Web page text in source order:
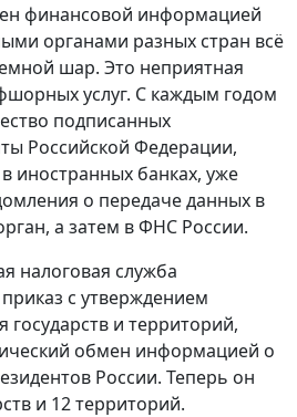
финансовой информацией
органами разных стран всё
шар. Это неприятная
услуг. С каждым годом
подписанных
Российской Федерации,
иностранных банках, уже
о передаче данных в
а затем в ФНС России.
налоговая служба
с утверждением
и территорий,
обмен информацией о
России. Теперь он
и 12 территорий.